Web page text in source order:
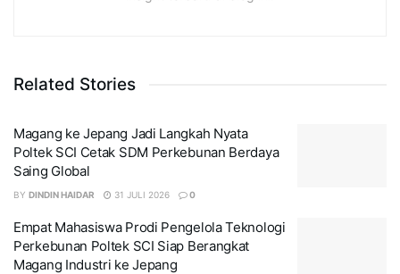
Related Stories
Magang ke Jepang Jadi Langkah Nyata
Poltek SCI Cetak SDM Perkebunan Berdaya
Saing Global
BY DINDIN HAIDAR 31 JULI 2026 0
Empat Mahasiswa Prodi Pengelola Teknologi
Perkebunan Poltek SCI Siap Berangkat
Magang Industri ke Jepang